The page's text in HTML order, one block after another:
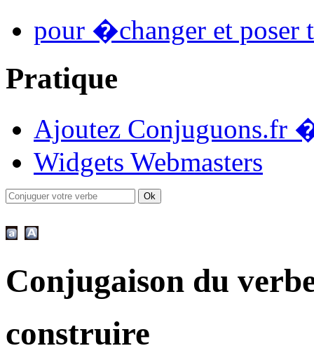
pour �changer et poser
Pratique
Ajoutez Conjuguons.fr
Widgets Webmasters
Conjugaison du
construire